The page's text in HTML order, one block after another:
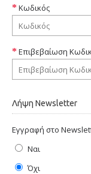
Κωδικός
Επιβεβαίωση
Λήψη Newsletter
Εγγραφή στο
Ναι
Όχι